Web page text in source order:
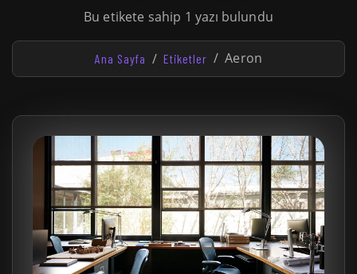
Bu etikete sahip 1 yazı bulundu
Ana Sayfa Etiketler Aeron